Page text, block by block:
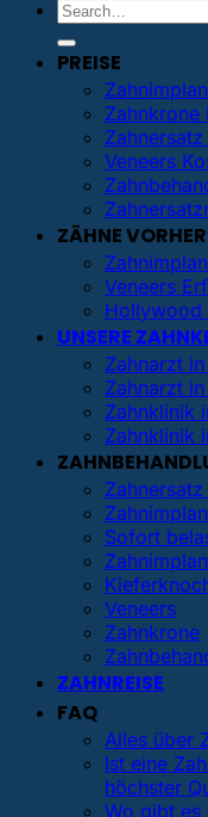
PREISE
Zahnkrone
Veneers
ZÄHNE
Veneers
Hollywood
UNSERE
Zahnarzt
Zahnarzt
Zahnklinik
Zahnklinik
Sofort
Veneers
Zahnkrone
ZAHNREISE
FAQ
Alles über
Ist eine
höchster
Wo gibt es